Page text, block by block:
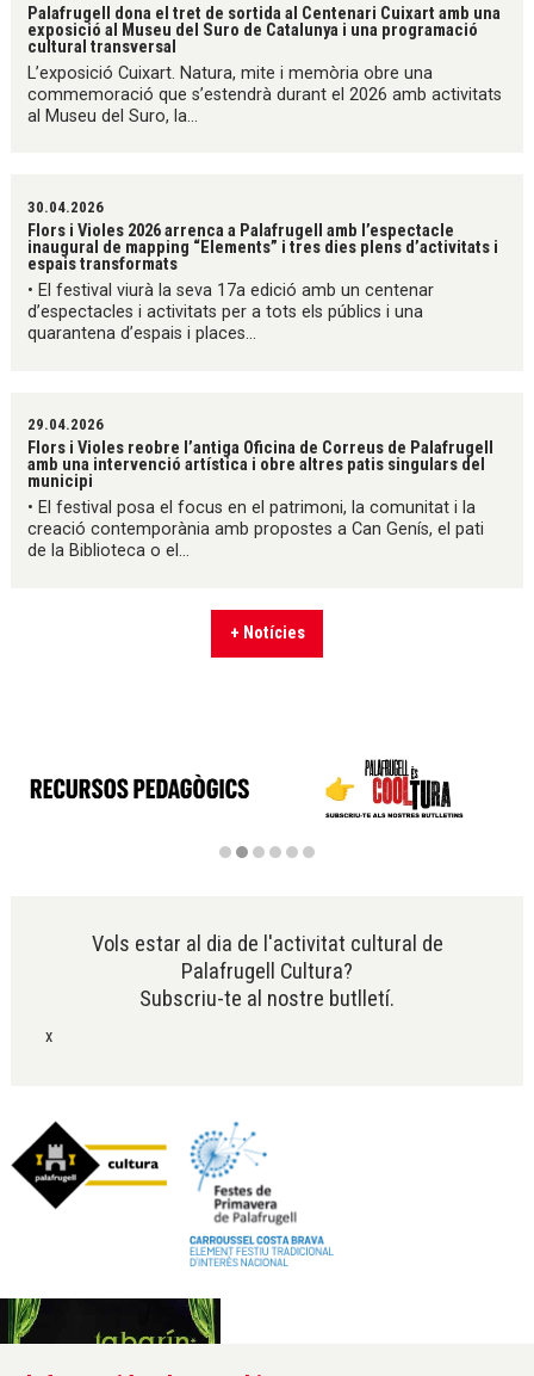
Palafrugell dona el tret de sortida al Centenari Cuixart amb una
exposició al Museu del Suro de Catalunya i una programació
cultural transversal
L’exposició Cuixart. Natura, mite i memòria obre una
commemoració que s’estendrà durant el 2026 amb activitats
al Museu del Suro, la...
30.04.2026
Flors i Violes 2026 arrenca a Palafrugell amb l’espectacle
inaugural de mapping “Elements” i tres dies plens d’activitats i
espais transformats
• El festival viurà la seva 17a edició amb un centenar
d’espectacles i activitats per a tots els públics i una
quarantena d’espais i places...
29.04.2026
Flors i Violes reobre l’antiga Oficina de Correus de Palafrugell
amb una intervenció artística i obre altres patis singulars del
municipi
• El festival posa el focus en el patrimoni, la comunitat i la
creació contemporània amb propostes a Can Genís, el pati
de la Biblioteca o el...
+ Notícies
Vols estar al dia de l'activitat cultural de
Palafrugell Cultura?
Subscriu-te al nostre butlletí.
x